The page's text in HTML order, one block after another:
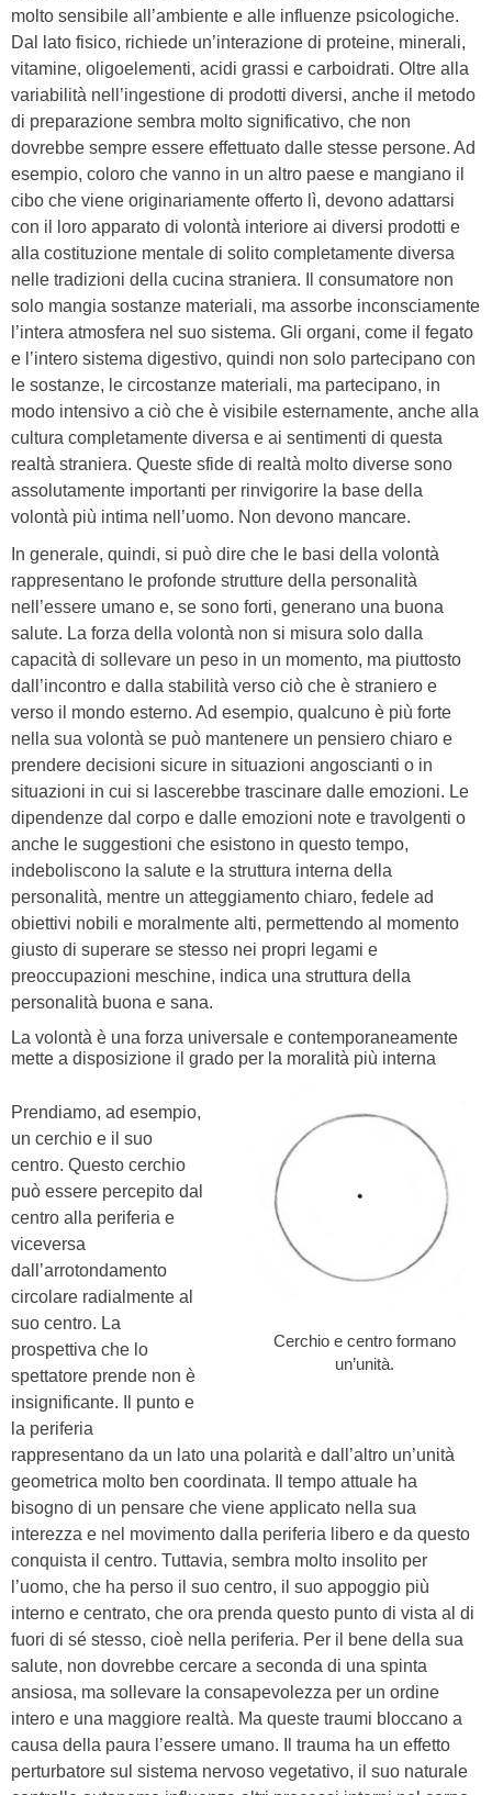
molto sensibile all’ambiente e alle influenze psicologiche.
Dal lato fisico, richiede un’interazione di proteine, minerali,
vitamine, oligoelementi, acidi grassi e carboidrati. Oltre alla
variabilità nell’ingestione di prodotti diversi, anche il metodo
di preparazione sembra molto significativo, che non
dovrebbe sempre essere effettuato dalle stesse persone. Ad
esempio, coloro che vanno in un altro paese e mangiano il
cibo che viene originariamente offerto lì, devono adattarsi
con il loro apparato di volontà interiore ai diversi prodotti e
alla costituzione mentale di solito completamente diversa
nelle tradizioni della cucina straniera. Il consumatore non
solo mangia sostanze materiali, ma assorbe inconsciamente
l’intera atmosfera nel suo sistema. Gli organi, come il fegato
e l’intero sistema digestivo, quindi non solo partecipano con
le sostanze, le circostanze materiali, ma partecipano, in
modo intensivo a ciò che è visibile esternamente, anche alla
cultura completamente diversa e ai sentimenti di questa
realtà straniera. Queste sfide di realtà molto diverse sono
assolutamente importanti per rinvigorire la base della
volontà più intima nell’uomo. Non devono mancare.
In generale, quindi, si può dire che le basi della volontà
rappresentano le profonde strutture della personalità
nell’essere umano e, se sono forti, generano una buona
salute. La forza della volontà non si misura solo dalla
capacità di sollevare un peso in un momento, ma piuttosto
dall’incontro e dalla stabilità verso ciò che è straniero e
verso il mondo esterno. Ad esempio, qualcuno è più forte
nella sua volontà se può mantenere un pensiero chiaro e
prendere decisioni sicure in situazioni angoscianti o in
situazioni in cui si lascerebbe trascinare dalle emozioni. Le
dipendenze dal corpo e dalle emozioni note e travolgenti o
anche le suggestioni che esistono in questo tempo,
indeboliscono la salute e la struttura interna della
personalità, mentre un atteggiamento chiaro, fedele ad
obiettivi nobili e moralmente alti, permettendo al momento
giusto di superare se stesso nei propri legami e
preoccupazioni meschine, indica una struttura della
personalità buona e sana.
La volontà è una forza universale e contemporaneamente
mette a disposizione il grado per la moralità più interna
Cerchio e centro formano
un’unità.
Prendiamo, ad esempio,
un cerchio e il suo
centro. Questo cerchio
può essere percepito dal
centro alla periferia e
viceversa
dall’arrotondamento
circolare radialmente al
suo centro. La
prospettiva che lo
spettatore prende non è
insignificante. Il punto e
la periferia
rappresentano da un lato una polarità e dall’altro un’unità
geometrica molto ben coordinata. Il tempo attuale ha
bisogno di un pensare che viene applicato nella sua
interezza e nel movimento dalla periferia libero e da questo
conquista il centro. Tuttavia, sembra molto insolito per
l’uomo, che ha perso il suo centro, il suo appoggio più
interno e centrato, che ora prenda questo punto di vista al di
fuori di sé stesso, cioè nella periferia. Per il bene della sua
salute, non dovrebbe cercare a seconda di una spinta
ansiosa, ma sollevare la consapevolezza per un ordine
intero e una maggiore realtà. Ma queste traumi bloccano a
causa della paura l’essere umano. Il trauma ha un effetto
perturbatore sul sistema nervoso vegetativo, il suo naturale